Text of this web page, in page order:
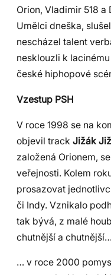
Orion, Vladimir 518
Umělci dneška,
nescházel talent
nesklouzli k
české hiphopové
Vzestup PSH
V roce 1998 se na
objevil track Jižák
založená Orionem,
veřejnosti. Kolem
prosazovat
či Indy. Vznikalo
tak bývá, z malé
chutnější a chutnější…
… v roce 2000